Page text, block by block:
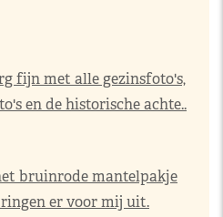
fijn met alle gezinsfoto's,
en de historische achte..
bruinrode mantelpakje
er voor mij uit.